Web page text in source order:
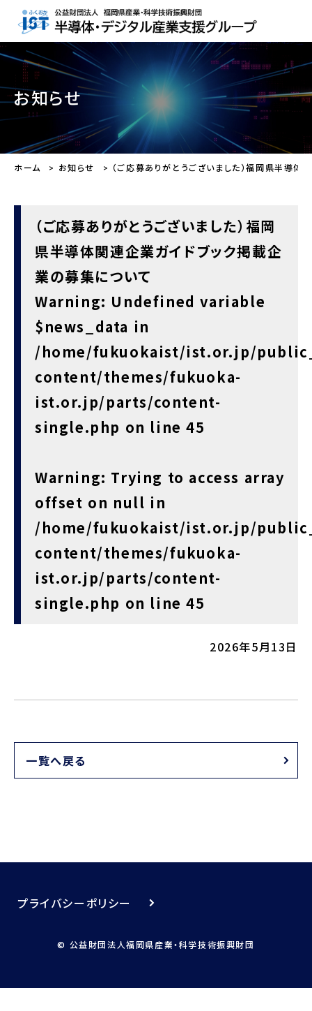
お知らせ
ホーム お知らせ （ご応募ありがとうございました）福岡県半導
（ご応募ありがとうございました）福岡
県半導体関連企業ガイドブック掲載企
業の募集について
Warning: Undefined variable
$news_data in
/home/fukuokaist/ist.or.jp/
content/themes/fukuoka-
ist.or.jp/parts/content-
single.php on line45
Warning: Trying to access array
offset on null in
/home/fukuokaist/ist.or.jp/
content/themes/fukuoka-
ist.or.jp/parts/content-
single.php on line45
2026年5月13日
一覧へ戻る
プライバシーポリシー
© 公益財団法人福岡県産業・科学技術振興財団